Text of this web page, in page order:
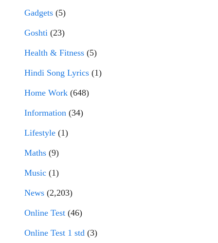
Gadgets (5)
Goshti (23)
Health & Fitness (5)
Hindi Song Lyrics (1)
Home Work (648)
Information (34)
Lifestyle (1)
Maths (9)
Music (1)
News (2,203)
Online Test (46)
Online Test 1 std (3)